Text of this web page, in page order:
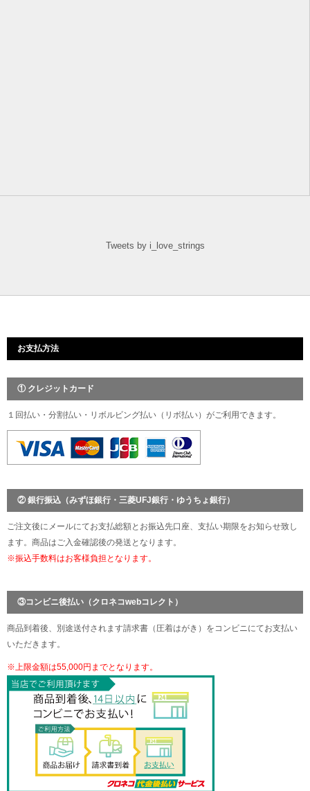
Tweets by i_love_strings
お支払方法
① クレジットカード
１回払い・分割払い・リボルビング払い（リボ払い）がご利用できます。
② 銀行振込（みずほ銀行・三菱UFJ銀行・ゆうちょ銀行）
ご注文後にメールにてお支払総額とお振込先口座、支払い期限をお知らせ致し
ます。商品はご入金確認後の発送となります。
※振込手数料はお客様負担となります。
③コンビニ後払い（クロネコwebコレクト）
商品到着後、別途送付されます請求書（圧着はがき）をコンビニにてお支払い
いただきます。
※上限金額は55,000円までとなります。